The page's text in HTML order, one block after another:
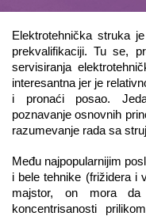
Elektrotehnička struka
prekvalifikaciji. Tu se,
servisiranja
interesantna jer je
i pronaći posao.
poznavanje osnovnih
razumevanje rada sa
Među najpopularnijim
i bele tehnike (frižidera i
majstor, on mora
koncentrisanosti